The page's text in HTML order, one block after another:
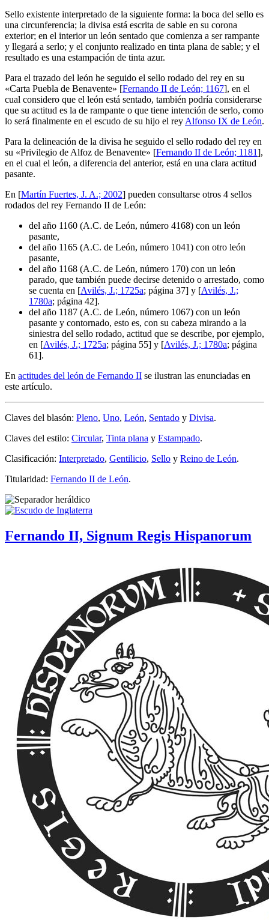
Sello existente interpretado de la siguiente forma: la boca del sello es
una circunferencia; la divisa está escrita de sable en su corona
exterior; en el interior un león sentado que comienza a ser rampante
y llegará a serlo; y el conjunto realizado en tinta plana de sable; y el
resultado es una estampación de tinta azur.
Para el trazado del león he seguido el sello rodado del rey en su
«Carta Puebla de Benavente» [Fernando II de León; 1167], en el
cual considero que el león está sentado, también podría considerarse
que su actitud es la de rampante o que tiene intención de serlo, como
lo será finalmente en el escudo de su hijo el rey Alfonso IX de León.
Para la delineación de la divisa he seguido el sello rodado del rey en
su «Privilegio de Alfoz de Benavente» [Fernando II de León; 1181],
en el cual el león, a diferencia del anterior, está en una clara actitud
pasante.
En [Martín Fuertes, J. A.; 2002] pueden consultarse otros 4 sellos
rodados del rey Fernando II de León:
del año 1160 (A.C. de León, número 4168) con un león
pasante,
del año 1165 (A.C. de León, número 1041) con otro león
pasante,
del año 1168 (A.C. de León, número 170) con un león
parado, que también puede decirse detenido o arrestado, como
se cuenta en [Avilés, J.; 1725a; página 37] y [Avilés, J.;
1780a; página 42].
del año 1187 (A.C. de León, número 1067) con un león
pasante y contornado, esto es, con su cabeza mirando a la
siniestra del sello rodado, actitud que se describe, por ejemplo,
en [Avilés, J.; 1725a; página 55] y [Avilés, J.; 1780a; página
61].
En actitudes del león de Fernando II se ilustran las enunciadas en
este artículo.
Claves del blasón: Pleno, Uno, León, Sentado y Divisa.
Claves del estilo: Circular, Tinta plana y Estampado.
Clasificación: Interpretado, Gentilicio, Sello y Reino de León.
Titularidad: Fernando II de León.
Fernando II, Signum Regis Hispanorum